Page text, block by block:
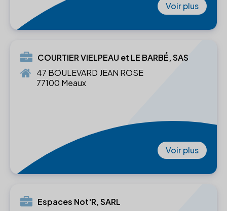
Voir plus
COURTIER VIELPEAU et LE BARBÉ, SAS
47 BOULEVARD JEAN ROSE
77100 Meaux
Voir plus
Espaces Not'R, SARL